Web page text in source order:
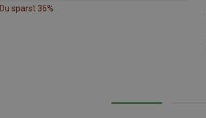
Du sparst 36%